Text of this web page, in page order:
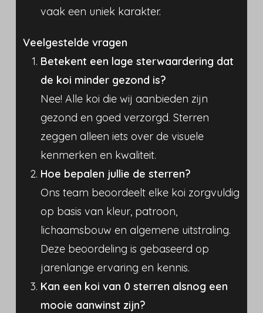
vaak een uniek karakter.
Veelgestelde vragen
Betekent een lage sterwaardering dat
de koi minder gezond is?
Nee! Alle koi die wij aanbieden zijn
gezond en goed verzorgd. Sterren
zeggen alleen iets over de visuele
kenmerken en kwaliteit.
Hoe bepalen jullie de sterren?
Ons team beoordeelt elke koi zorgvuldig
op basis van kleur, patroon,
lichaamsbouw en algemene uitstraling.
Deze beoordeling is gebaseerd op
jarenlange ervaring en kennis.
Kan een koi van 0 sterren alsnog een
mooie aanwinst zijn?